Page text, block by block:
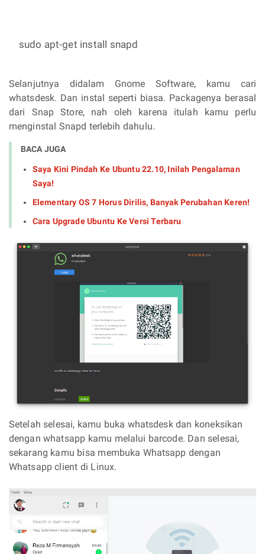
sudo apt-get install snapd
Selanjutnya didalam Gnome Software, kamu cari
whatsdesk. Dan instal seperti biasa. Packagenya berasal
dari Snap Store, nah oleh karena itulah kamu perlu
menginstal Snapd terlebih dahulu.
BACA JUGA
Saya Kini Pindah Ke Ubuntu 22.10, Inilah Pengalaman
Saya!
Elementary OS 7 Horus Dirilis, Banyak Perubahan Keren!
Cara Upgrade Ubuntu Ke Versi Terbaru
Setelah selesai, kamu buka whatsdesk dan koneksikan
dengan whatsapp kamu melalui barcode. Dan selesai,
sekarang kamu bisa membuka Whatsapp dengan
Whatsapp client di Linux.